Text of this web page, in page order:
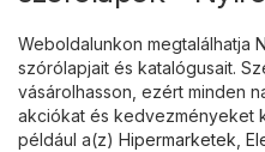
Weboldalunkon megtalálhatja
szórólapjait és katalógusait.
vásárolhasson, ezért minden
akciókat és kedvezményeket
például a(z) Hipermarketek